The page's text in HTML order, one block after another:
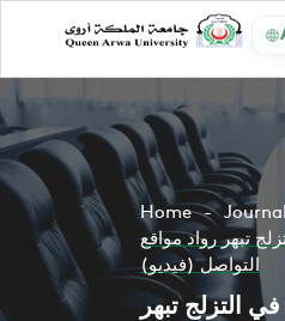
Home
Journal
تبهر رواد مواقع
التواصل (فيديو)
التزلج تبهر